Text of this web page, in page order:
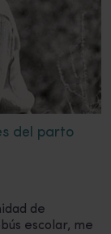
del parto
de
escolar, me